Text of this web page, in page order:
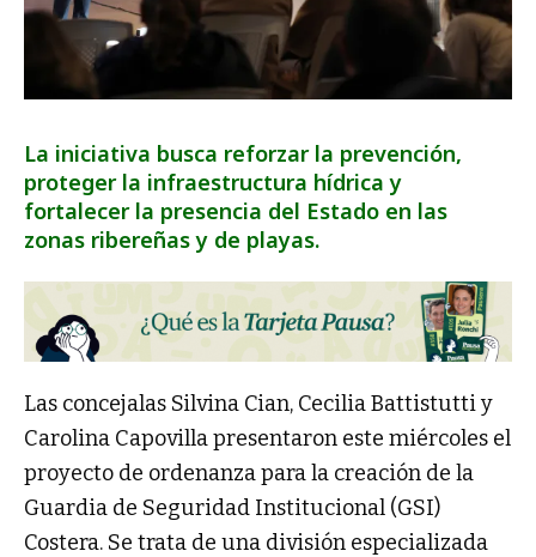
La iniciativa busca reforzar la prevención,
proteger la infraestructura hídrica y
fortalecer la presencia del Estado en las
zonas ribereñas y de playas.
Las concejalas Silvina Cian, Cecilia Battistutti y
Carolina Capovilla presentaron este miércoles el
proyecto de ordenanza para la creación de la
Guardia de Seguridad Institucional (GSI)
Costera. Se trata de una división especializada